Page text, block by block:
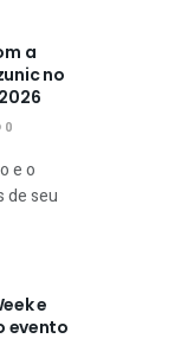
a
no
0
e o
de seu
e
evento